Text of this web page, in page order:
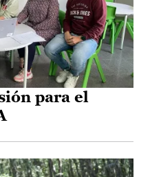
para el